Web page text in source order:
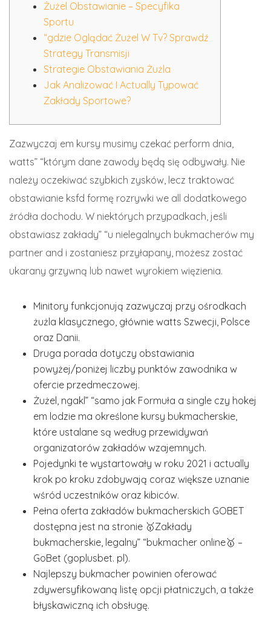
Żużel Obstawianie – Specyfika
Sportu
“gdzie Oglądać Żużel W Tv? Sprawdź
Strategy Transmisji
Strategie Obstawiania Żużla
Jak Analizować I Actually Typować
Zakłady Sportowe?
Zazwyczaj em kursy musimy czekać perform dnia,
watts” “którym dane zawody będą się odbywały. Nie
należy oczekiwać szybkich zysków, lecz traktować
obstawianie ksfd formę rozrywki we all dodatkowego
źródła dochodu. W niektórych przypadkach, jeśli
obstawiasz zakłady” “u nielegalnych bukmacherów my
partner and i zostaniesz przyłapany, możesz zostać
ukarany grzywną lub nawet wyrokiem więzienia.
Minitory funkcjonują zazwyczaj przy ośrodkach
żużla klasycznego, głównie watts Szwecji, Polsce
oraz Danii.
Druga porada dotyczy obstawiania
powyżej/poniżej liczby punktów zawodnika w
ofercie przedmeczowej.
Żużel, ngakl” “samo jak Formuła a single czy hokej
em lodzie ma określone kursy bukmacherskie,
które ustalane są według przewidywań
organizatorów zakładów wzajemnych.
Pojedynki te wystartowały w roku 2021 i actually
krok po kroku zdobywają coraz większe uznanie
wśród uczestników oraz kibiców.
Pełna oferta zakładów bukmacherskich GOBET
dostępna jest na stronie 🥇Zakłady
bukmacherskie, legalny” “bukmacher online🥇 –
GoBet (goplusbet. pl).
Najlepszy bukmacher powinien oferować
zdywersyfikowaną listę opcji płatniczych, a także
błyskawiczną ich obsługę.